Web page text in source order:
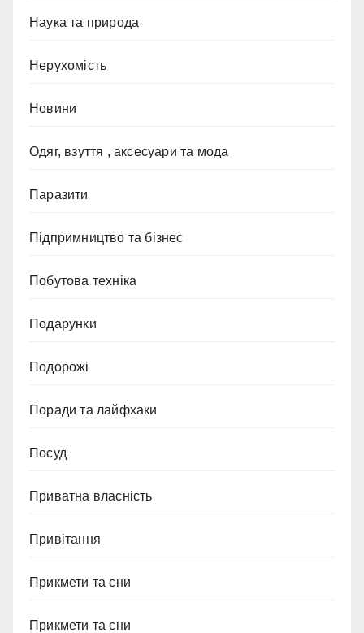
Наука та природа
Нерухомість
Новини
Одяг, взуття , аксесуари та мода
Паразити
Підпримництво та бізнес
Побутова техніка
Подарунки
Подорожі
Поради та лайфхаки
Посуд
Приватна власність
Привітання
Прикмети та сни
Прикмети та сни